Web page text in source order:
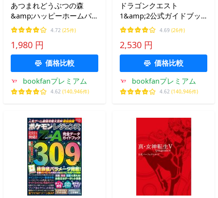
あつまれどうぶつの森
&amp;ハッピーホームパ
ラダイス・大型アップデー
ト全対応最終完全攻略本
+究極超カタログ/ニンテン
ドードリーム編集部
4.72 (25件)
1,980 円
価格比較
bookfanプレミアム
4.62 (140,946件)
ドラゴンクエスト
1&amp;2公式ガイドブッ
ク HD-2D版/ゲーム
4.69 (26件)
2,530 円
価格比較
bookfanプレミアム
4.62 (140,946件)